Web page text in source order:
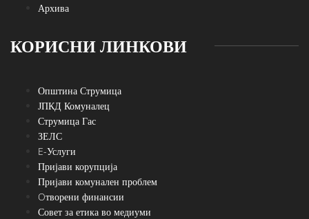
Архива
КОРИСНИ ЛИНКОВИ
Општина Струмица
ЈПКД Комуналец
Струмица Гас
ЗЕЛС
E-Услуги
Пријави корупција
Пријави комунален проблем
Oтворени финансии
Совет за етика во медиуми